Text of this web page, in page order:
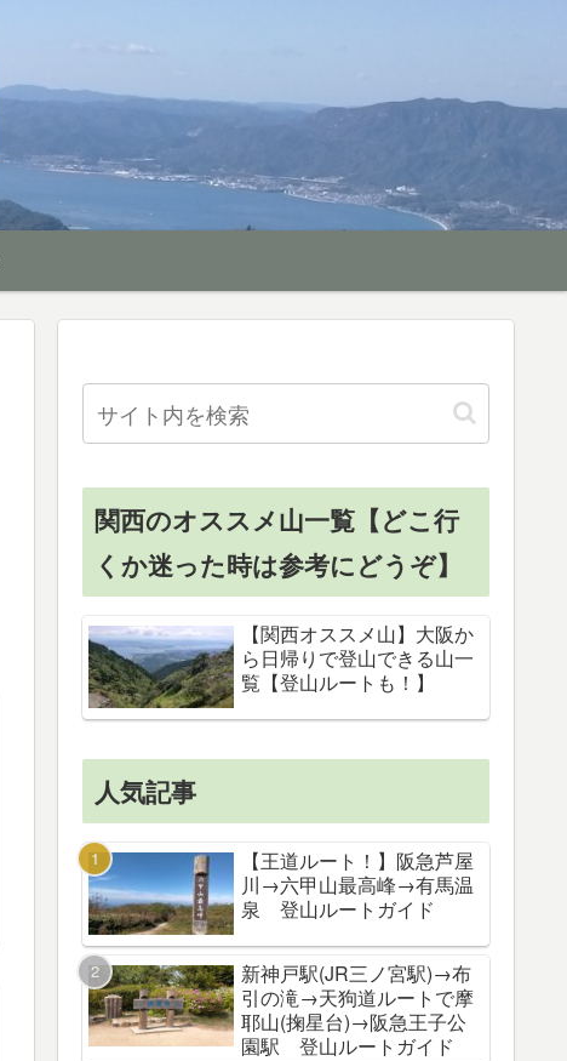
関西のオススメ山一覧【どこ行
くか迷った時は参考にどうぞ】
【関西オススメ山】大阪か
ら日帰りで登山できる山一
覧【登山ルートも！】
人気記事
【王道ルート！】阪急芦屋
川→六甲山最高峰→有馬温
泉 登山ルートガイド
新神戸駅(JR三ノ宮駅)→布
引の滝→天狗道ルートで摩
耶山(掬星台)→阪急王子公
園駅 登山ルートガイド